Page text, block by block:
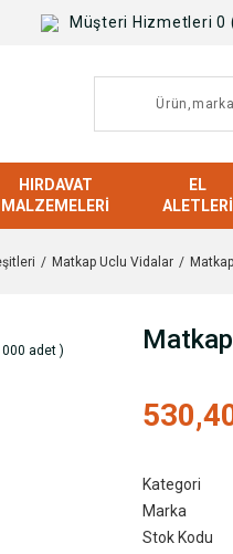
Müşteri Hizmetleri 0
HIRDAVAT
MALZEMELERI
EL
ALETLERI
Matkap Uclu Vidalar
Kategori
Marka
Stok Kodu